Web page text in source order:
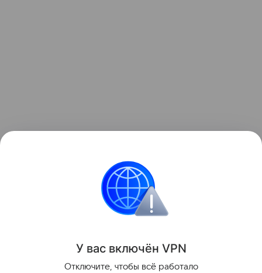
писала, что археологи
исследовали, откуда пришла мурома.
У вас включён VPN
Отключите, чтобы всё работало